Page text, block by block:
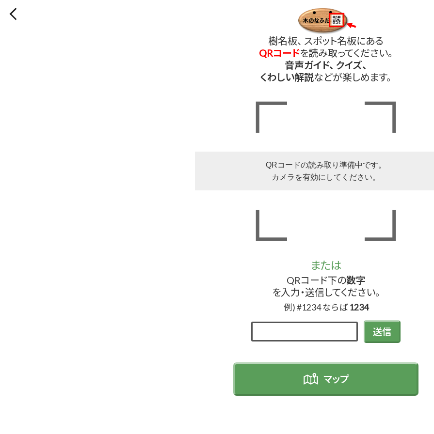
樹名板、 スポット名板にある
QRコードを読み取ってください。
音声ガイド、 クイズ、
くわしい解説などが楽しめます。
QRコードの読み取り準備中です。
カメラを有効にしてください。
または
QRコード下の数字
を入力・送信してください。
例) #1234 ならば1234
送信
マップ